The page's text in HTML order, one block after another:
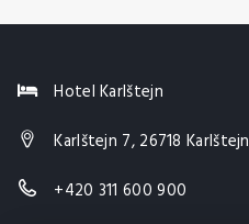
Hotel Karlštejn
Karlštejn 7, 26718 Karlštejn
+420 311 600 900